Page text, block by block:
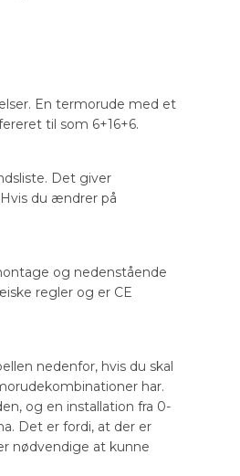
En termorude med et
til som 6+16+6.
Det giver
du ændrer på
og nedenstående
regler og er CE
nedenfor, hvis du skal
har.
og en installation fra 0-
Det er fordi, at der er
nødvendige at kunne